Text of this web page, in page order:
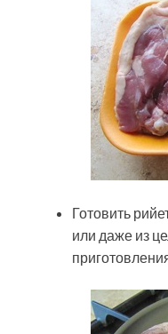
Готовить
или даже из